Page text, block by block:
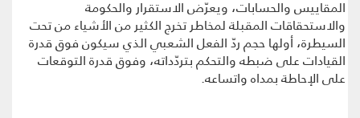
المقاييس والحسابات، ويعرّض الاستقرار والحكومة
والاستحقاقات المقبلة لمخاطر تخرج الكثير من الأشياء من تحت
السيطرة، أولها حجم ردّ الفعل الشعبي الذي سيكون فوق قدرة
القيادات على ضبطه والتحكم بتردّداته، وفوق قدرة التوقعات
على الإحاطة بمداه واتساعه.